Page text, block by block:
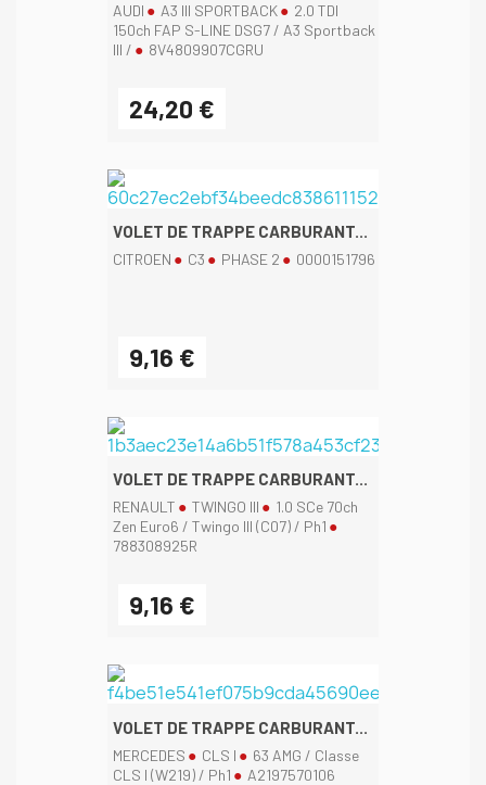
AUDI A3 III SPORTBACK
2.0 TDI
150ch FAP S-LINE DSG7 / A3 Sportback
III /
8V4809907CGRU
24,20 €
VOLET DE TRAPPE CARBURANT...
CITROEN C3 PHASE 2 0000151796
9,16 €
VOLET DE TRAPPE CARBURANT...
RENAULT TWINGO III
1.0 SCe 70ch
Zen Euro6 / Twingo III (C07) / Ph1
788308925R
9,16 €
VOLET DE TRAPPE CARBURANT...
MERCEDES CLS I
63 AMG / Classe
CLS I (W219) / Ph1
A2197570106